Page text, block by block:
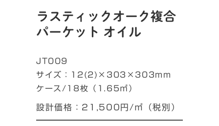
ラスティックオーク複合
パーケット オイル
JT009
サイズ：12(2)×303×303mm
ケース/18枚（1.65㎡）
設計価格：21,500円/㎡（税別）